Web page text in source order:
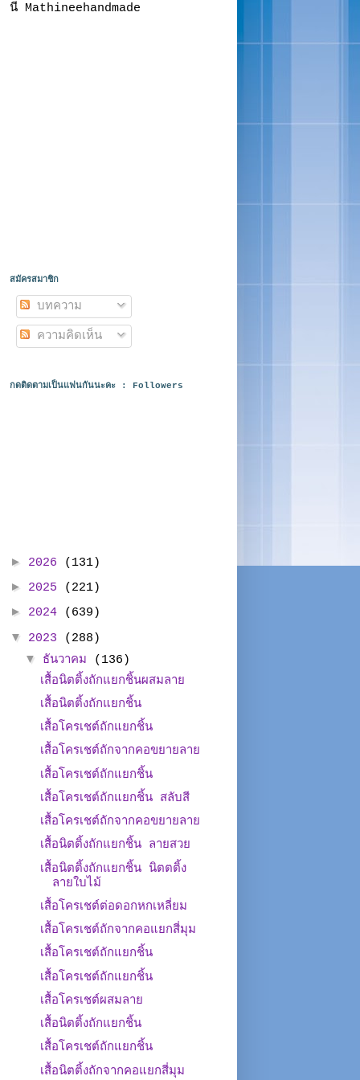
นี Mathineehandmade
สมัครสมาชิก
บทความ
ความคิดเห็น
กดติดตามเป็นแฟนกันนะคะ : Followers
► 2026
(131)
► 2025
(221)
► 2024
(639)
▼ 2023
(288)
▼ ธันวาคม
(136)
เสื้อนิตติ้งถักแยกชิ้นผสมลาย
เสื้อนิตติ้งถักแยกชิ้น
เสื้อโครเชต์ถักแยกชิ้น
เสื้อโครเชต์ถักจากคอขยายลาย
เสื้อโครเชต์ถักแยกชิ้น
เสื้อโครเชต์ถักแยกชิ้น สลับสี
เสื้อโครเชต์ถักจากคอขยายลาย
เสื้อนิตติ้งถักแยกชิ้น ลายสวย
เสื้อนิตติ้งถักแยกชิ้น นิตตติ้ง
ลายใบไม้
เสื้อโครเชต์ต่อดอกหกเหลี่ยม
เสื้อโครเชต์ถักจากคอแยกสี่มุม
เสื้อโครเชต์ถักแยกชิ้น
เสื้อโครเชต์ถักแยกชิ้น
เสื้อโครเชต์ผสมลาย
เสื้อนิตติ้งถักแยกชิ้น
เสื้อโครเชต์ถักแยกชิ้น
เสื้อนิตติ้งถักจากคอแยกสี่มุม